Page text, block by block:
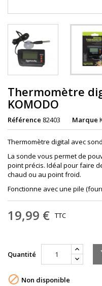
Thermomètre
KOMODO
Référence 82403 Marque
Thermomètre digital avec
La sonde vous permet de
point précis. Idéal pour faire
chaud ou au point froid.
Fonctionne avec une pile
19,99 € TTC
Quantité
 Non disponible